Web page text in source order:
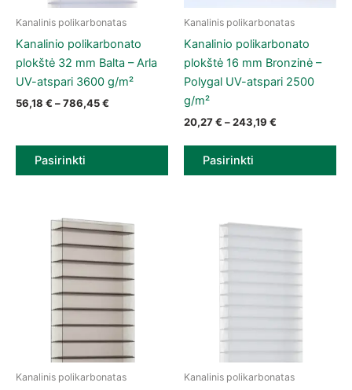
Kanalinis polikarbonatas
Kanalinio polikarbonato
plokštė 32 mm Balta – Arla
UV-atspari 3600 g/m²
56,18 € –786,45€ Price range: 56,18 € through 786,45 €
Pasirinkti
This product has multiple variants. The options may be
Kanalinis polikarbonatas
Kanalinio polikarbonato
plokštė 16 mm Bronzinė –
Polygal UV-atspari 2500
g/m²
20,27€ –243,19 €
Pasirinkti
This product has multiple
Kanalinis polikarbonatas
This product has multiple variants. The options may be
Kanalinis polikarbonatas
This product has multiple